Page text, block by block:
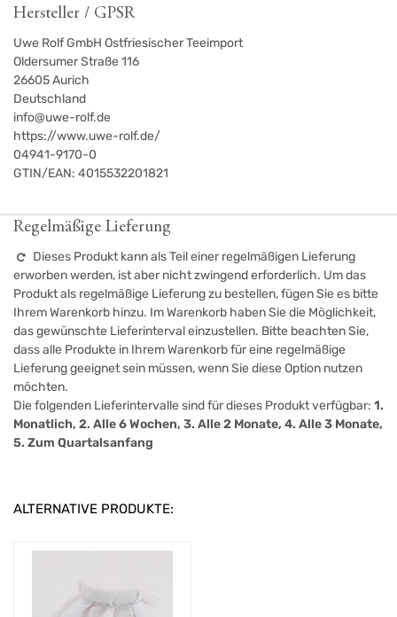
Hersteller / GPSR
Uwe Rolf GmbH Ostfriesischer Teeimport
Oldersumer Straße 116
26605Aurich
Deutschland
info@uwe-rolf.de
https://www.uwe-rolf.de/
04941-9170-0
GTIN/EAN: 4015532201821
Regelmäßige Lieferung
Dieses Produkt kann als Teil einer regelmäßigen Lieferung
erworben werden, ist aber nicht zwingend erforderlich. Um das
Produkt als regelmäßige Lieferung zu bestellen, fügen Sie es bitte
Ihrem Warenkorb hinzu. Im Warenkorb haben Sie die Möglichkeit,
das gewünschte Lieferinterval einzustellen. Bitte beachten Sie,
dass alle Produkte in Ihrem Warenkorb für eine regelmäßige
Lieferung geeignet sein müssen, wenn Sie diese Option nutzen
möchten.
Die folgenden Lieferintervalle sind für dieses Produkt verfügbar: 1.
Monatlich, 2. Alle 6 Wochen, 3. Alle 2 Monate, 4. Alle 3 Monate,
5. Zum Quartalsanfang
ALTERNATIVE PRODUKTE: